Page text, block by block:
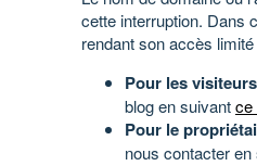
cette interruption. Dans
rendant son accès
Pour les visiteurs
blog en suivantce
Pour le
nous contacter en